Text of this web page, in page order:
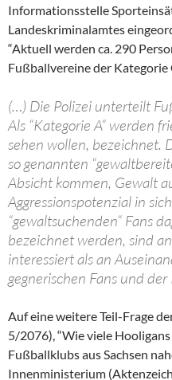
Informationsstelle
Landeskriminalamtes
“Aktuell werden ca. 290
Fußballvereine der Kategorie
(…) Die Polizei unterteilt
Als “Kategorie A“ werden
sehen wollen, bezeichnet.
so genannten
Absicht kommen, Gewalt
Aggressionspotenzial in
“gewaltsuchenden“ Fans
bezeichnet werden, sind
interessiert als an
gegnerischen Fans und
Auf eine weitere Teil-Frage
5/2076), “Wie viele
Fußballklubs aus Sachsen
Innenministerium